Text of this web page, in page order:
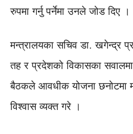
रुपमा गर्नु पर्नेमा उनले जोड दिए ।
मन्त्रालयका सचिव डा. खगेन्द्र
तह र प्रदेशको विकासका सवालमा
बैठकले आवधीक योजना छनोटमा
विश्वास व्यक्त गरे ।